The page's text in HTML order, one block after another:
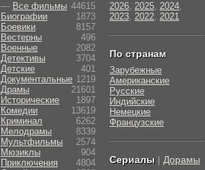
— Все фильмы 44615
Биографии
1873
Боевики
8157
Вестерны
496
Военные
2082
Детективы
3704
Детские
401
Документальные 1219
Драмы
21601
Исторические
1897
Комедии
13619
Криминал
6262
Мелодрамы
8339
Мультфильмы
2574
Мюзиклы
904
Приключения
4804
2026, 2025, 2024,
2023, 2022, 2021
По странам
Зарубежные
Американские
Русские
Индийские
Немецкие
Французские
Сериалы | Дорамы